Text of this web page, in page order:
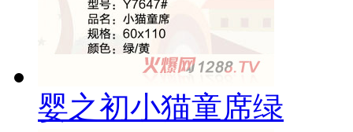
婴之初小猫童席绿